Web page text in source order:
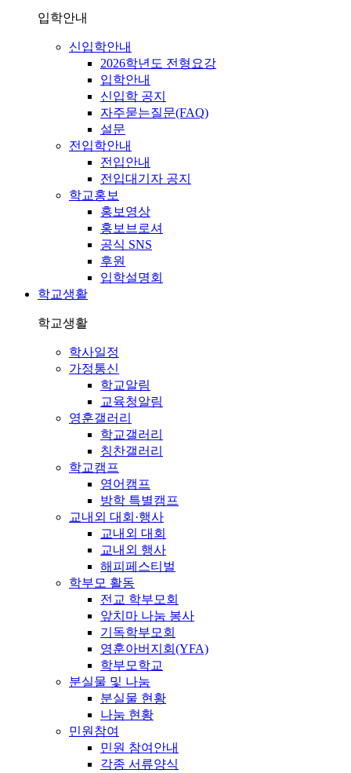
입학안내
신입학안내
2026학년도 전형요강
입학안내
신입학 공지
자주묻는질문(FAQ)
설문
전입학안내
전입안내
전입대기자 공지
학교홍보
홍보영상
홍보브로셔
공식 SNS
후원
입학설명회
학교생활
학교생활
학사일정
가정통신
학교알림
교육청알림
영훈갤러리
학교갤러리
칭찬갤러리
학교캠프
영어캠프
방학 특별캠프
교내외 대회·행사
교내외 대회
교내외 행사
해피페스티벌
학부모 활동
전교 학부모회
앞치마 나눔 봉사
기독학부모회
영훈아버지회(YFA)
학부모학교
분실물 및 나눔
분실물 현황
나눔 현황
민원참여
민원 참여안내
각종 서류양식